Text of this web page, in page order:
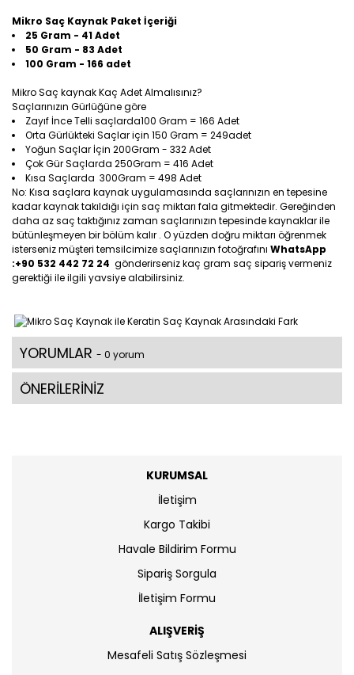
Mikro Saç Kaynak Paket İçeriği
25 Gram - 41 Adet
50 Gram - 83 Adet
100 Gram - 166 adet
Mikro Saç kaynak Kaç Adet Almalısınız?
Saçlarınızın Gürlüğüne göre
Zayıf İnce Telli saçlarda100 Gram = 166 Adet
Orta Gürlükteki Saçlar için 150 Gram = 249adet
Yoğun Saçlar İçin 200Gram - 332 Adet
Çok Gür Saçlarda 250Gram = 416 Adet
Kısa Saçlarda 300Gram = 498 Adet
No: Kısa saçlara kaynak uygulamasında saçlarınızın en tepesine
kadar kaynak takıldığı için saç miktarı fala gitmektedir. Gereğinden
daha az saç taktığınız zaman saçlarınızın tepesinde kaynaklar ile
bütünleşmeyen bir bölüm kalır . O yüzden doğru miktarı öğrenmek
isterseniz müşteri temsilcimize saçlarınızın fotoğrafını WhatsApp
:+90 532 442 72 24 gönderirseniz kaç gram saç sipariş vermeniz
gerektiği ile ilgili yavsiye alabilirsiniz.
YORUMLAR - 0 yorum
ÖNERİLERİNİZ
KURUMSAL
İletişim
Kargo Takibi
Havale Bildirim Formu
Sipariş Sorgula
İletişim Formu
ALIŞVERİŞ
Mesafeli Satış Sözleşmesi